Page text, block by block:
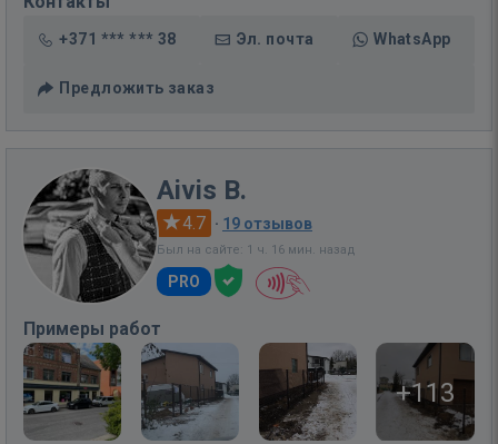
+371 *** *** 38 Эл. почта WhatsApp
Предложить заказ
Aivis B.
4.7 · 19 отзывов
Был на сайте: 1 ч. 16 мин. назад
PRO
Примеры работ
+113